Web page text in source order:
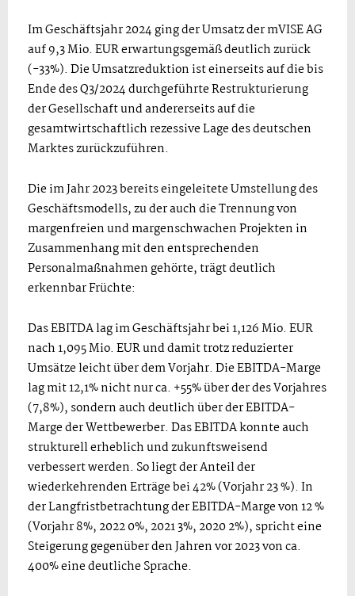
Im Geschäftsjahr 2024 ging der Umsatz der mVISE AG
auf 9,3 Mio. EUR erwartungsgemäß deutlich zurück
(-33%). Die Umsatzreduktion ist einerseits auf die bis
Ende des Q3/2024 durchgeführte Restrukturierung
der Gesellschaft und andererseits auf die
gesamtwirtschaftlich rezessive Lage des deutschen
Marktes zurückzuführen.
Die im Jahr 2023 bereits eingeleitete Umstellung des
Geschäftsmodells, zu der auch die Trennung von
margenfreien und margenschwachen Projekten in
Zusammenhang mit den entsprechenden
Personalmaßnahmen gehörte, trägt deutlich
erkennbar Früchte:
Das EBITDA lag im Geschäftsjahr bei 1,126 Mio. EUR
nach 1,095 Mio. EUR und damit trotz reduzierter
Umsätze leicht über dem Vorjahr. Die EBITDA-Marge
lag mit 12,1% nicht nur ca. +55% über der des Vorjahres
(7,8%), sondern auch deutlich über der EBITDA-
Marge der Wettbewerber. Das EBITDA konnte auch
strukturell erheblich und zukunftsweisend
verbessert werden. So liegt der Anteil der
wiederkehrenden Erträge bei 42% (Vorjahr 23 %). In
der Langfristbetrachtung der EBITDA-Marge von 12 %
(Vorjahr 8%, 2022 0%, 2021 3%, 2020 2%), spricht eine
Steigerung gegenüber den Jahren vor 2023 von ca.
400% eine deutliche Sprache.